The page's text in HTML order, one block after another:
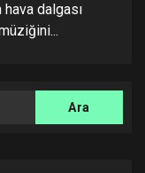
dalgası